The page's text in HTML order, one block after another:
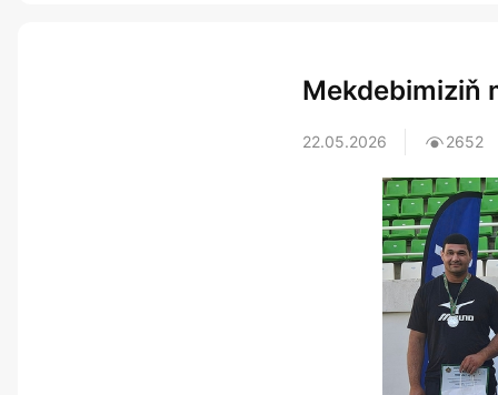
Mekdebimiziň
22.05.2026 2652